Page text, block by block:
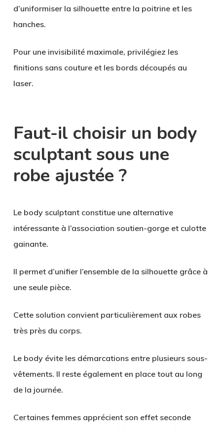
d’uniformiser la silhouette entre la poitrine et les
hanches.
Pour une invisibilité maximale, privilégiez les
finitions sans couture et les bords découpés au
laser.
Faut-il choisir un body
sculptant sous une
robe ajustée ?
Le body sculptant constitue une alternative
intéressante à l’association soutien-gorge et culotte
gainante.
Il permet d’unifier l’ensemble de la silhouette grâce à
une seule pièce.
Cette solution convient particulièrement aux robes
très près du corps.
Le body évite les démarcations entre plusieurs sous-
vêtements. Il reste également en place tout au long
de la journée.
Certaines femmes apprécient son effet seconde